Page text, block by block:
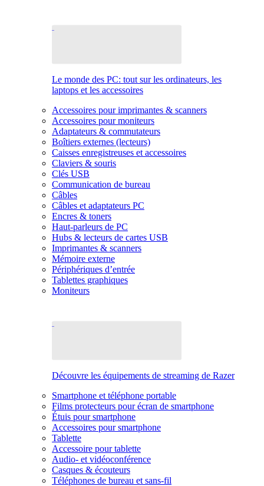
Le monde des PC: tout sur les ordinateurs, les
laptops et les accessoires
Accessoires pour imprimantes & scanners
Accessoires pour moniteurs
Adaptateurs & commutateurs
Boîtiers externes (lecteurs)
Caisses enregistreuses et accessoires
Claviers & souris
Clés USB
Communication de bureau
Câbles
Câbles et adaptateurs PC
Encres & toners
Haut-parleurs de PC
Hubs & lecteurs de cartes USB
Imprimantes & scanners
Mémoire externe
Périphériques d’entrée
Tablettes graphiques
Moniteurs
Découvre les équipements de streaming de Razer
Smartphone et téléphone portable
Films protecteurs pour écran de smartphone
Étuis pour smartphone
Accessoires pour smartphone
Tablette
Accessoire pour tablette
Audio- et vidéoconférence
Casques & écouteurs
Téléphones de bureau et sans-fil